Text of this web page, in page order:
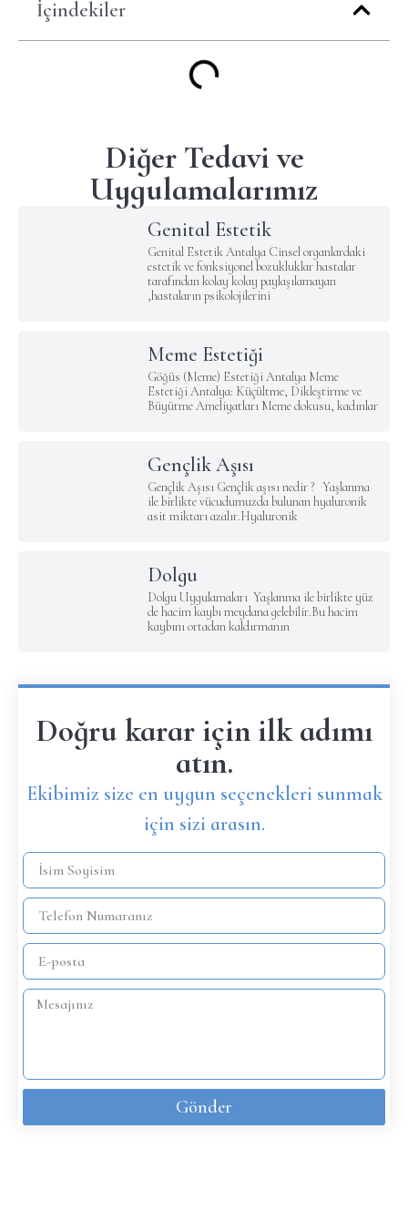
İçindekiler
Diğer Tedavi ve
Uygulamalarımız
Genital Estetik
Genital Estetik Antalya Cinsel organlardaki
estetik ve fonksiyonel bozukluklar hastalar
tarafından kolay kolay paylaşılamayan
,hastaların psikolojilerini
Meme Estetiği
Göğüs (Meme) Estetiği Antalya Meme
Estetiği Antalya: Küçültme, Dikleştirme ve
Büyütme Ameliyatları Meme dokusu, kadınlar
Gençlik Aşısı
Gençlik Aşısı Gençlik aşısı nedir ? Yaşlanma
ile birlikte vücudumuzda bulunan hyaluronik
asit miktarı azalır.Hyaluronik
Dolgu
Dolgu Uygulamaları Yaşlanma ile birlikte yüz
de hacim kaybı meydana gelebilir.Bu hacim
kaybını ortadan kaldırmanın
Doğru karar için ilk adımı
atın.
Ekibimiz size en uygun seçenekleri sunmak
için sizi arasın.
Gönder